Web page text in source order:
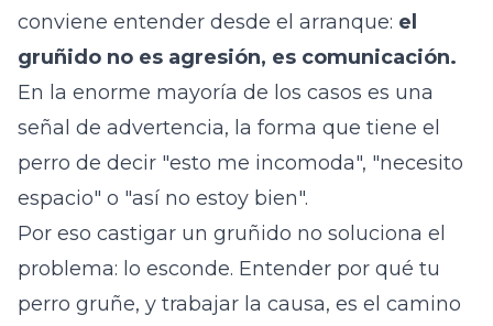
conviene entender desde el arranque: el
gruñido no es agresión, es comunicación.
En la enorme mayoría de los casos es una
señal de advertencia, la forma que tiene el
perro de decir "esto me incomoda", "necesito
espacio" o "así no estoy bien".
Por eso castigar un gruñido no soluciona el
problema: lo esconde. Entender por qué tu
perro gruñe, y trabajar la causa, es el camino